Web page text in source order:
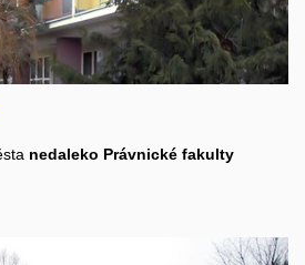
nedaleko Právnické fakulty